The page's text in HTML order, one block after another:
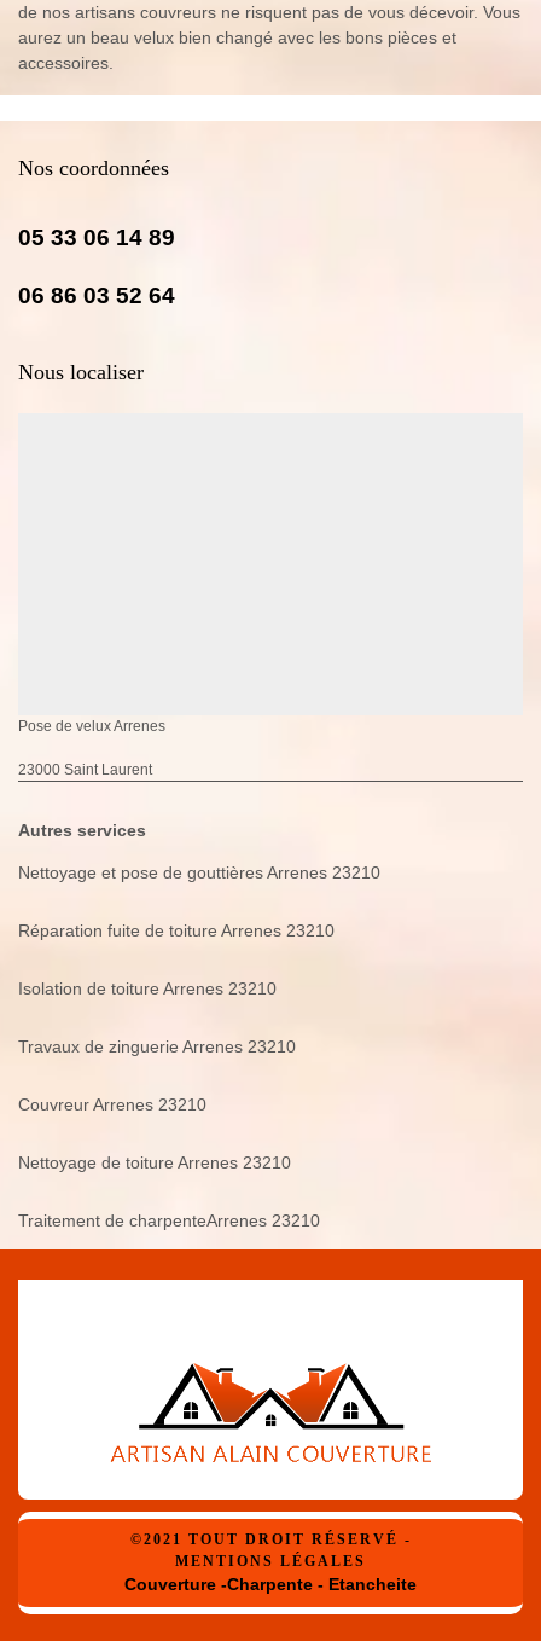
de nos artisans couvreurs ne risquent pas de vous décevoir. Vous
aurez un beau velux bien changé avec les bons pièces et
accessoires.
Nos coordonnées
05 33 06 14 89
06 86 03 52 64
Nous localiser
Pose de velux Arrenes
23000 Saint Laurent
Autres services
Nettoyage et pose de gouttières Arrenes 23210
Réparation fuite de toiture Arrenes 23210
Isolation de toiture Arrenes 23210
Travaux de zinguerie Arrenes 23210
Couvreur Arrenes 23210
Nettoyage de toiture Arrenes 23210
Traitement de charpenteArrenes 23210
©2021 TOUT DROIT RÉSERVÉ -
MENTIONS LÉGALES
Couverture -Charpente - Etancheite